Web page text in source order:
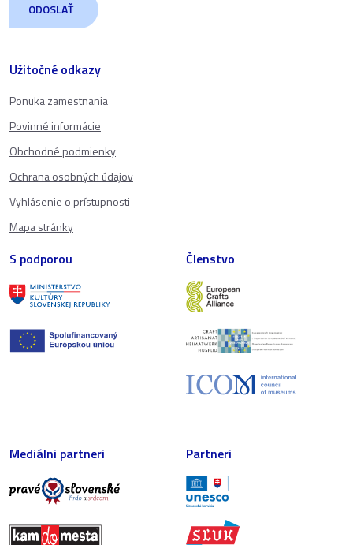
Užitočné odkazy
Ponuka zamestnania
Povinné informácie
Obchodné podmienky
Ochrana osobných údajov
Vyhlásenie o prístupnosti
Mapa stránky
S podporou Členstvo
Mediálni partneri Partneri